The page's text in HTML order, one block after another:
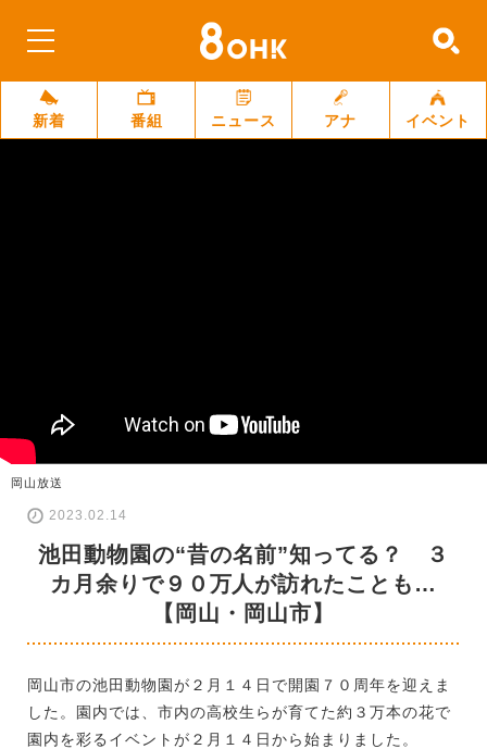
新着 番組 ニュース アナ イベント
岡山放送
2023.02.14
池田動物園の“昔の名前”知ってる？ ３
カ月余りで９０万人が訪れたことも…
【岡山・岡山市】
岡山市の池田動物園が２月１４日で開園７０周年を迎えま
した。園内では、市内の高校生らが育てた約３万本の花で
園内を彩るイベントが２月１４日から始まりました。